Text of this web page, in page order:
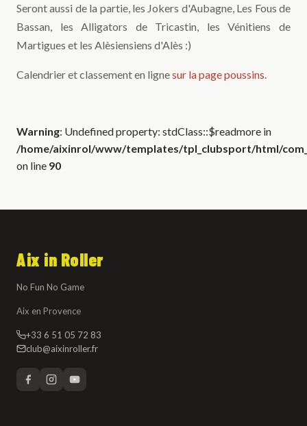
Seront aussi de la partie, les Jokers d'Aubagne, Les Fous de
Bassan, les Alligators de Tricastin, les Vénitiens de
Martigues et les Alèsiensiens d'Alès :)
Calendrier et classement en lignesur la page poussins
Warning: Undefined property: stdClass::$readmore in
/home/aixinrol/www/templates/tpl_clubsport/html/
on line 90
Aix in Roller
No Fun No Game
Aix en Provence
+33 6 51 05 72 83
club@aixinroller.fr